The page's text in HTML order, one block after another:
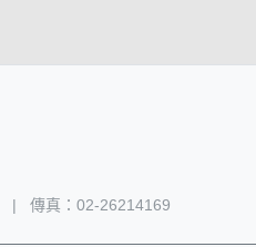
| 傳真：02-26214169